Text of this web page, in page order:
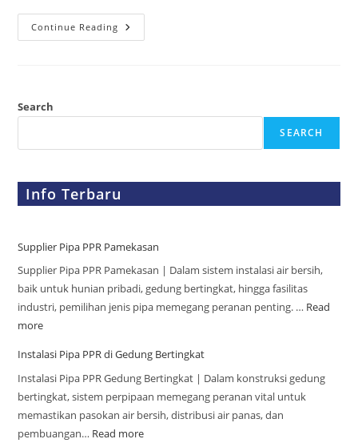
Continue Reading
Search
SEARCH
Info Terbaru
Supplier Pipa PPR Pamekasan
Supplier Pipa PPR Pamekasan | Dalam sistem instalasi air bersih,
baik untuk hunian pribadi, gedung bertingkat, hingga fasilitas
industri, pemilihan jenis pipa memegang peranan penting. … Read
more
Instalasi Pipa PPR di Gedung Bertingkat
Instalasi Pipa PPR Gedung Bertingkat | Dalam konstruksi gedung
bertingkat, sistem perpipaan memegang peranan vital untuk
memastikan pasokan air bersih, distribusi air panas, dan
pembuangan… Read more